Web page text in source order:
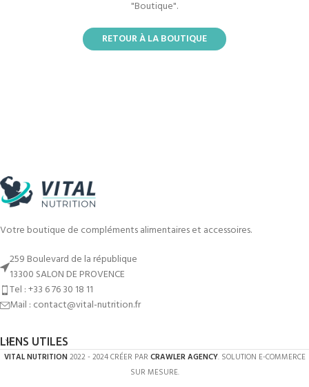
"Boutique".
RETOUR À LA BOUTIQUE
Votre boutique de compléments alimentaires et accessoires.
259 Boulevard de la république
13300 SALON DE PROVENCE
Tel : +33 6 76 30 18 11
Mail : contact@vital-nutrition.fr
LIENS UTILES
VITAL NUTRITION 2022 - 2024 CRÉER PAR CRAWLER AGENCY. SOLUTION E-COMMERCE
SUR MESURE.